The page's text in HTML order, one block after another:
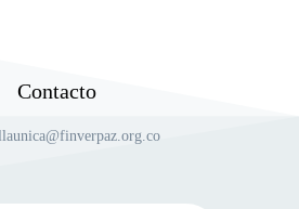
Contacto